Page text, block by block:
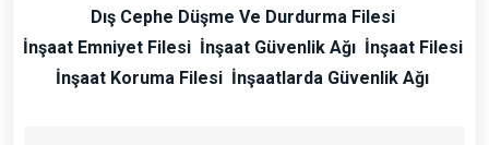
Dış Cephe Düşme Ve Durdurma Filesi
İnşaat Emniyet Filesi İnşaat Güvenlik Ağı İnşaat Filesi
İnşaat Koruma Filesi İnşaatlarda Güvenlik Ağı